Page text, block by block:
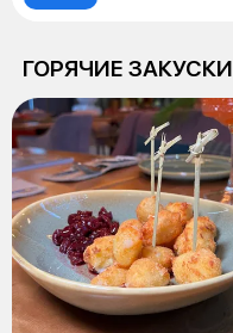
ГОРЯЧИЕ ЗАКУСКИ